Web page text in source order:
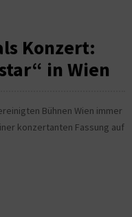
Konzert:
in Wien
Bühnen Wien immer
konzertanten Fassung auf